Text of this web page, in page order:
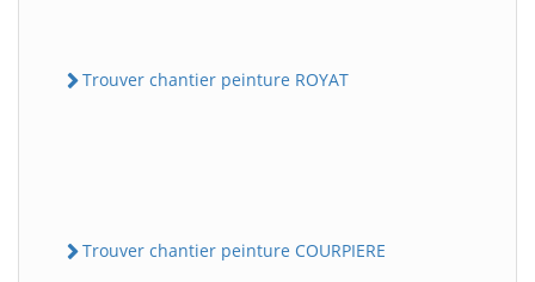
Trouver chantier peinture ROYAT
Trouver chantier peinture COURPIERE